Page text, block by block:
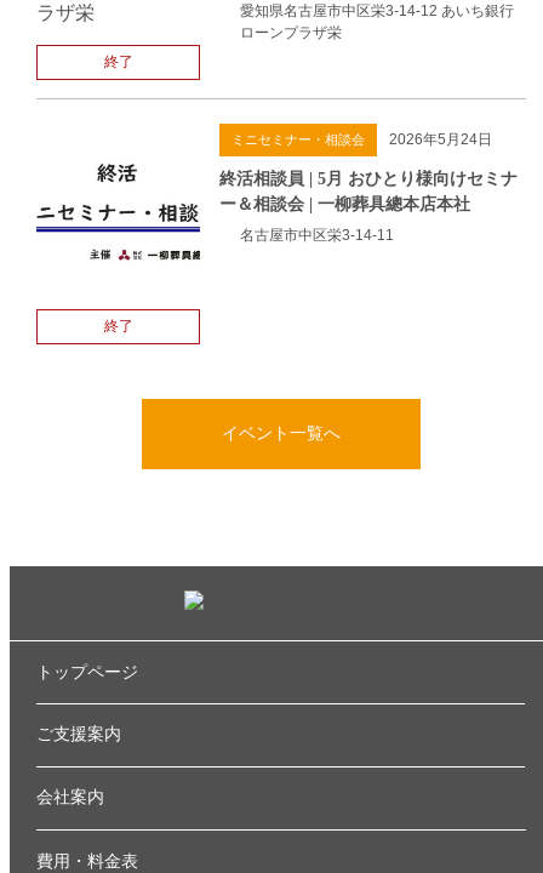
終了
愛知県名古屋市中区栄3-14-12 あいち銀行
ローンプラザ栄
終了
ミニセミナー・相談会 2026年5月24日
終活相談員 | 5月 おひとり様向けセミナ
ー＆相談会 | 一柳葬具總本店本社
名古屋市中区栄3-14-11
イベント一覧へ
トップページ
ご支援案内
会社案内
費用・料金表